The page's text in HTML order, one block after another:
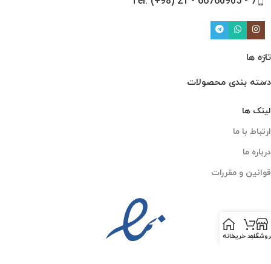
تازه ها
دسته بندی محصولات
لینک ها
ارتباط با ما
درباره ما
قوانین و مقررات
سبد خریدخانه